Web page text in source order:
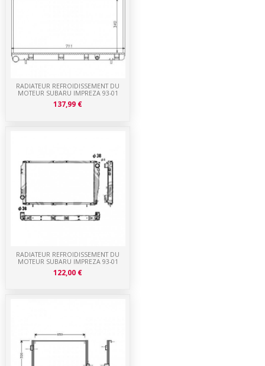
RADIATEUR REFROIDISSEMENT DU
MOTEUR SUBARU IMPREZA 93-01
122,00 €
RADIATEUR REFROIDISSEMENT DU
MOTEUR SUBARU IMPREZA 93-01
137,99 €